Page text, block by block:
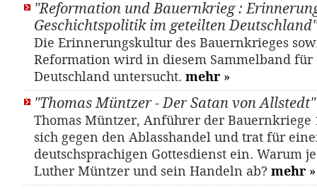
"Reformation und Bauernkrieg :
Geschichtspolitik im geteilten
Die Erinnerungskultur des Bauernkrieges
Reformation wird in diesem Sammelband für
Deutschland untersucht. mehr »
"Thomas Müntzer - Der Satan von
Thomas Müntzer, Anführer der Bauernkriege
sich gegen den Ablasshandel und trat für
deutschsprachigen Gottesdienst ein. Warum
Luther Müntzer und sein Handeln ab? mehr »